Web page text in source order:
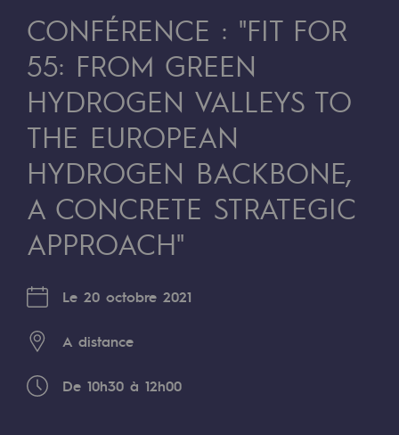
Transversalité et Collaboratif
Notre culture et nos valeurs
Une organisation certifiée
Notre organisation
Notre organisation
Gouvernance
Indicateurs
Les énergies d'avenir
CONFÉRENCE : "FIT FOR
55: FROM GREEN
HYDROGEN VALLEYS TO
THE EUROPEAN
HYDROGEN BACKBONE,
A CONCRETE STRATEGIC
APPROACH"
Le 20 octobre 2021
A distance
De 10h30 à 12h00